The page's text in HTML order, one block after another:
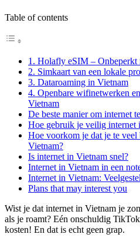
Table of contents
1. Holafly eSIM – Onbeperkt
2. Simkaart van een lokale
3. Dataroaming in Vietnam
4. Openbare wifinetwerken
Vietnam
De beste manier om internet
Hoe gebruik je veilig internet
Hoe voorkom je dat je te veel
Vietnam?
Is internet in Vietnam snel?
Internet in Vietnam in een
Internet in Vietnam:
Plans that may interest you
Wist je dat internet in Vietnam je
als je roamt? Eén onschuldig
kosten! En dat is echt geen grap.